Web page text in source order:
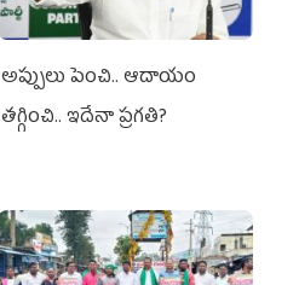
అప్పులు పెంచి.. ఆదాయం
తగ్గించి.. ఇదేనా ప్రగతి?